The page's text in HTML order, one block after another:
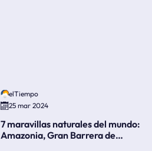
elTiempo
25 mar 2024
7 maravillas naturales del mundo:
Amazonia, Gran Barrera de